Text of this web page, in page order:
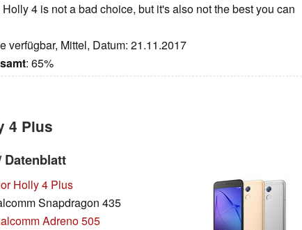
4 is not a bad choice, but it's also not the best you can
verfügbar, Mittel, Datum: 21.11.2017
: 65%
4 Plus
Holly 4 Plus
Snapdragon 435
Adreno 505